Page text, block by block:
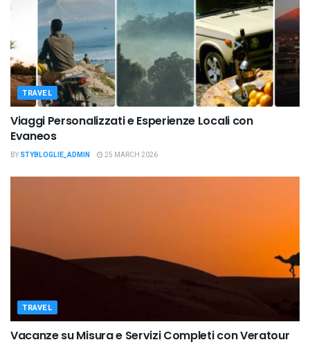
TRAVEL
Viaggi Personalizzati e Esperienze Locali con
Evaneos
BY STYBLOGLIE_ADMIN 25 MARCH 2026
TRAVEL
Vacanze su Misura e Servizi Completi con Veratour